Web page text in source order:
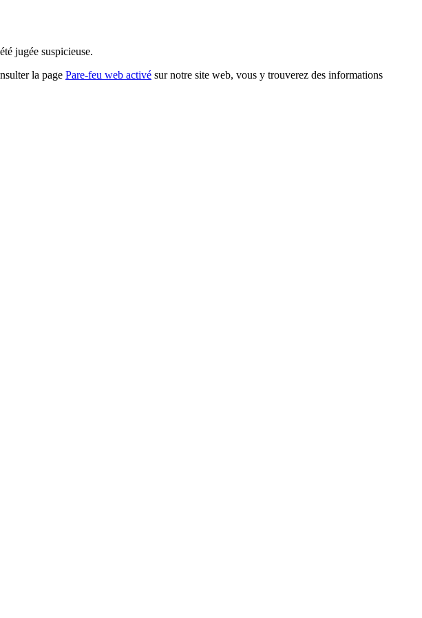
jugée suspicieuse.
la page Pare-feu web activé sur notre site web, vous y trouverez des informations